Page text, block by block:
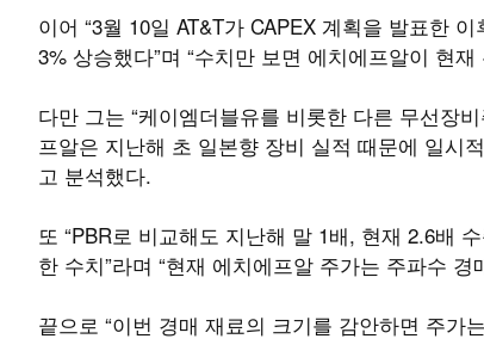
이어 “3월 10일 AT&T가 CAPEX 계획을 발표한
3% 상승했다”며 “수치만 보면 에치에프알이 현
다만 그는 “케이엠더블유를 비롯한 다른 무선장
프알은 지난해 초 일본향 장비 실적 때문에 일시
고 분석했다.
또 “PBR로 비교해도 지난해 말 1배, 현재 2.6배
한 수치”라며 “현재 에치에프알 주가는 주파수
끝으로 “이번 경매 재료의 크기를 감안하면 주